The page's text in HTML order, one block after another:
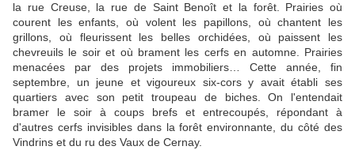
la rue Creuse, la rue de Saint Benoît et la forêt. Prairies où
courent les enfants, où volent les papillons, où chantent les
grillons, où fleurissent les belles orchidées, où paissent les
chevreuils le soir et où brament les cerfs en automne. Prairies
menacées par des projets immobiliers… Cette année, fin
septembre, un jeune et vigoureux six-cors y avait établi ses
quartiers avec son petit troupeau de biches. On l'entendait
bramer le soir à coups brefs et entrecoupés, répondant à
d'autres cerfs invisibles dans la forêt environnante, du côté des
Vindrins et du ru des Vaux de Cernay.